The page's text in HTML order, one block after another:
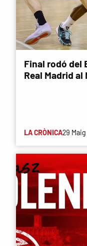
Final rodó del
Real Madrid al
LA CRÒNICA29